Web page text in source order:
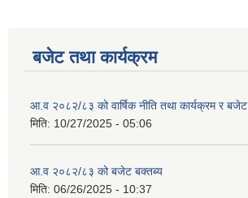
बजेट तथा कार्यक्रम
आ.व २०८२/८३ को वार्षिक नीति तथा कार्यक्रम र बजेट
मिति: 10/27/2025 - 05:06
आ.व २०८२/८३ को बजेट बक्तब्य
मिति: 06/26/2025 - 10:37